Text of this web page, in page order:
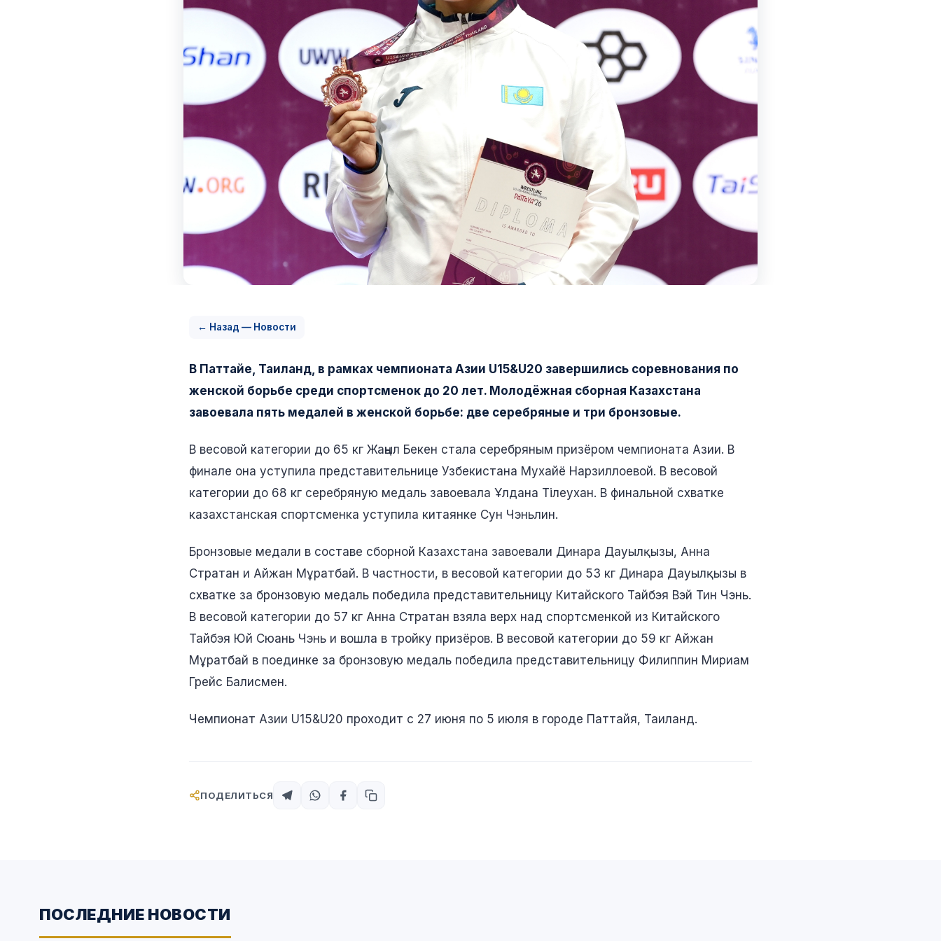
← Назад — Новости
В Паттайе, Таиланд, в рамках чемпионата Азии U15&U20 завершились соревнования по
женской борьбе среди спортсменок до 20 лет. Молодёжная сборная Казахстана
завоевала пять медалей в женской борьбе: две серебряные и три бронзовые.
В весовой категории до 65 кг Жаңыл Бекен стала серебряным призёром чемпионата Азии. В
финале она уступила представительнице Узбекистана Мухайё Нарзиллоевой. В весовой
категории до 68 кг серебряную медаль завоевала Ұлдана Тілеухан. В финальной схватке
казахстанская спортсменка уступила китаянке Сун Чэньлин.
Бронзовые медали в составе сборной Казахстана завоевали Динара Дауылқызы, Анна
Стратан и Айжан Мұратбай. В частности, в весовой категории до 53 кг Динара Дауылқызы в
схватке за бронзовую медаль победила представительницу Китайского Тайбэя Вэй Тин Чэнь.
В весовой категории до 57 кг Анна Стратан взяла верх над спортсменкой из Китайского
Тайбэя Юй Сюань Чэнь и вошла в тройку призёров. В весовой категории до 59 кг Айжан
Мұратбай в поединке за бронзовую медаль победила представительницу Филиппин Мириам
Грейс Балисмен.
Чемпионат Азии U15&U20 проходит с 27 июня по 5 июля в городе Паттайя, Таиланд.
ПОДЕЛИТЬСЯ
ПОСЛЕДНИЕ НОВОСТИ